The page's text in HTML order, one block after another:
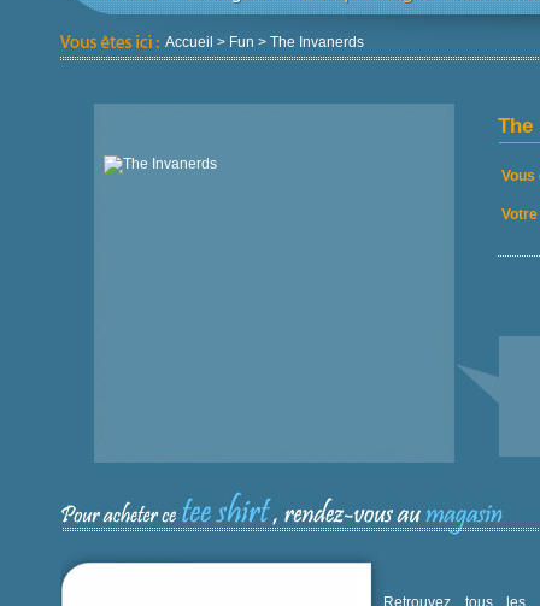
Accueil > Fun > The Invanerds
The
Retrouvez tous les